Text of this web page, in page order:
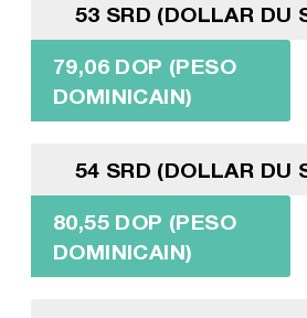
53 SRD (DOLLAR DU
79,06 DOP (PESO
DOMINICAIN)
54 SRD (DOLLAR DU
80,55 DOP (PESO
DOMINICAIN)